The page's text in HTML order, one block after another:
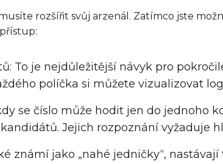
rozšířit svůj arzenál. Zatímco jste
: To je nejdůležitější návyk pro
políčka si můžete vizualizovat
se číslo může hodit jen do jednoho
Jejich rozpoznání vyžaduje
známí jako „nahé jedničky“,